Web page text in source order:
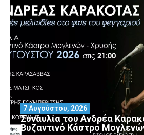
Συναυλία του Ανδρέα
Βυζαντινό Κάστρο
7 Αυγούστου, 2026